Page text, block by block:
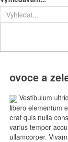
ovoce a
Vestibulum
libero elementum
erat quis nulla
varius tempor
ullamcorper.